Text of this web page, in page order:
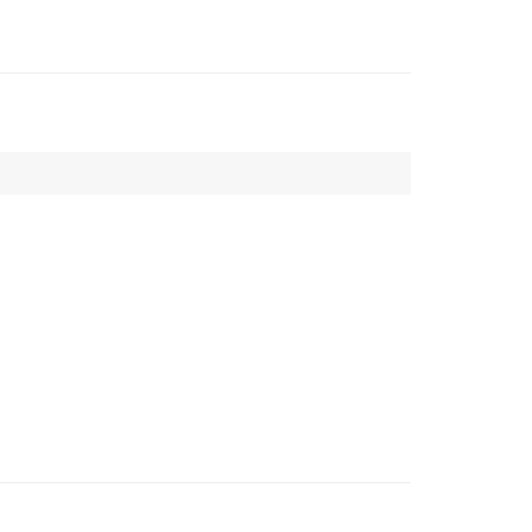
на хід партії.
до гри та створювати унікальні комбінації
простих і швидких заклять для постійного
чарів можуть змінюватися, кількість
відкидаючи старі шаблони та шукаючи нові